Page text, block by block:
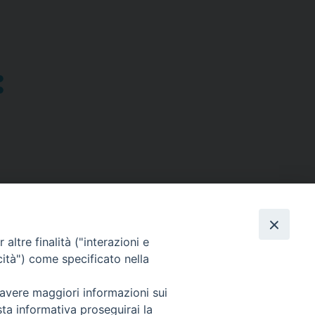
SEGUICI SU
altre finalità ("interazioni e
come specificato nella
maggiori informazioni sui
informativa proseguirai la